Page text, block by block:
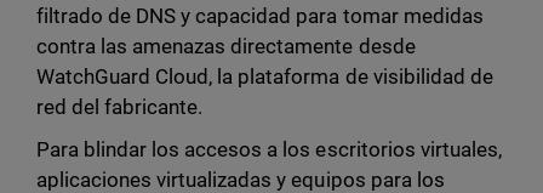
filtrado de DNS y capacidad para tomar medidas
contra las amenazas directamente desde
WatchGuard Cloud, la plataforma de visibilidad de
red del fabricante.
Para blindar los accesos a los escritorios virtuales,
aplicaciones virtualizadas y equipos para los